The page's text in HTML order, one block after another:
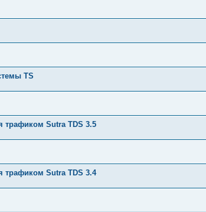
TS
трафиком Sutra TDS 3.5
трафиком Sutra TDS 3.4